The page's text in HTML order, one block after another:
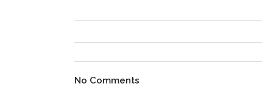
No Comments